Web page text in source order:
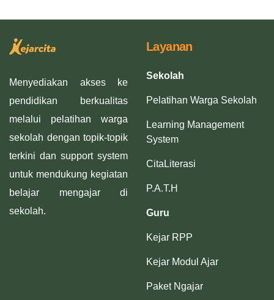
Menyediakan akses ke
pendidikan berkualitas
melalui pelatihan warga
sekolah dengan topik-topik
terkini dan support system
untuk mendukung kegiatan
belajar mengajar di
sekolah.
Layanan
Sekolah
Pelatihan Warga Sekolah
Learning Management
System
CitaLiterasi
P.A.T.H
Guru
Kejar RPP
Kejar Modul Ajar
Paket Ngajar